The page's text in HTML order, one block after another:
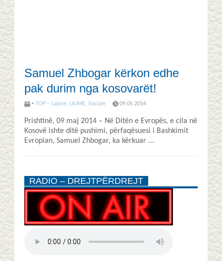
Samuel Zhbogar kërkon edhe
pak durim nga kosovarët!
• TOP – Lajme, LAJME, Sociale 09.05.2014
Prishtinë, 09 maj 2014 – Në Ditën e Evropës, e cila në
Kosovë ishte ditë pushimi, përfaqësuesi i Bashkimit
Evropian, Samuel Zhbogar, ka kërkuar ...
RADIO – DREJTPËRDREJT